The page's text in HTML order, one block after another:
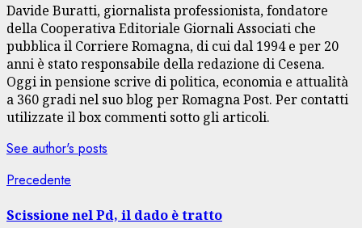
Davide Buratti, giornalista professionista, fondatore
della Cooperativa Editoriale Giornali Associati che
pubblica il Corriere Romagna, di cui dal 1994 e per 20
anni è stato responsabile della redazione di Cesena.
Oggi in pensione scrive di politica, economia e attualità
a 360 gradi nel suo blog per Romagna Post. Per contatti
utilizzate il box commenti sotto gli articoli.
See author's posts
Navigazione
articolo
Precedente
Scissione nel Pd, il dado è tratto